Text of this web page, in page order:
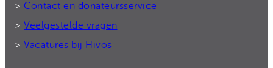
> Contact en donateursservice
> Veelgestelde vragen
> Vacatures bij Hivos